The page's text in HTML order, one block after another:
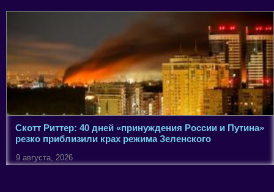
Скотт Риттер: 40 дней «принуждения России и Путина»
резко приблизили крах режима Зеленского
9 августа, 2026